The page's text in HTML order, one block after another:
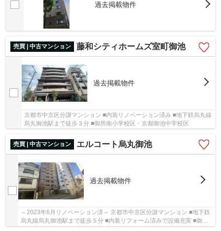
過去掲載物件
売買 | 中古マンション 藤和シティホームズ室町御池
過去掲載物件
京都市中京区分譲マンション ■内装リノベーション済み ■地下鉄烏丸線
烏丸御池駅まで徒歩３分 ■御所南小学校区・京都御池中学校区
売買 | 中古マンション エルコート烏丸御池
過去掲載物件
～2023年6月リノベーション済～ 京都市中京区分譲マンション ■地下鉄
烏丸線烏丸御池駅まで徒歩５分 ■内装リフォーム済みで設備充実 ■御所